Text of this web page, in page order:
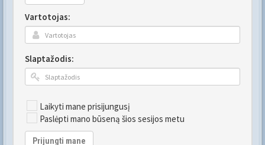
Vartotojas:
Slaptažodis:
Laikyti mane prisijungusį
Paslėpti mano būseną šios sesijos metu
Prijungti mane